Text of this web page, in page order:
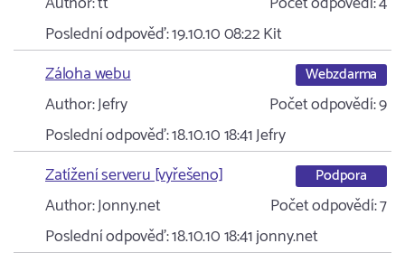
Poslední odpověď:19.10.10 08:22Kit
Záloha webu
Webzdarma
Author:Jefry Počet odpovědí:9
Poslední odpověď:18.10.10 18:41Jefry
Zatížení serveru [vyřešeno]
Podpora
Author:Jonny.net Počet odpovědí:7
Poslední odpověď:18.10.10 18:41jonny.net